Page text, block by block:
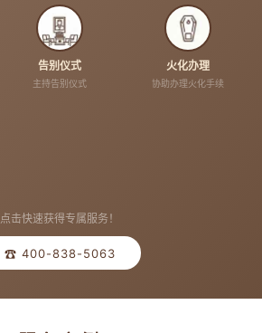
告别仪式
主持告别仪式
火化办理
协助办理火化手续
点击快速获得专属服务！
☎ 400-838-5063